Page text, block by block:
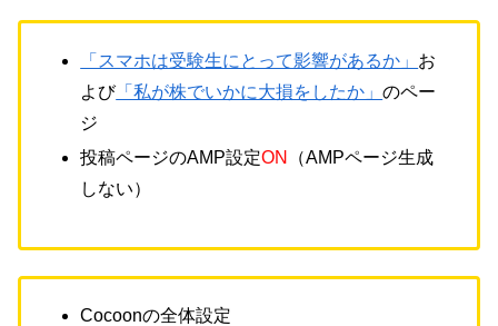
「スマホは受験生にとって影響があるか」 お
よび「私が株でいかに大損をしたか」のペー
ジ
投稿ページのAMP設定ON
（AMPページ生成
しない）
Cocoonの全体設定